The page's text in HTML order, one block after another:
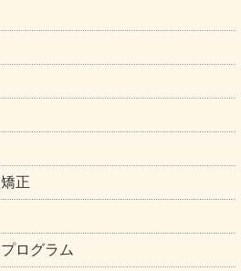
正
ログラム